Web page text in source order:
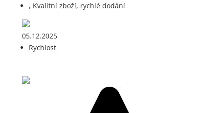
, Kvalitní zboží, rychlé dodání
05.12.2025
Rychlost